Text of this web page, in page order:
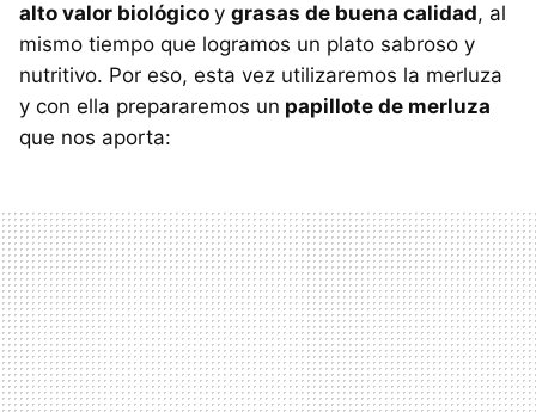
alto valor biológico y grasas de buena calidad, al
mismo tiempo que logramos un plato sabroso y
nutritivo. Por eso, esta vez utilizaremos la merluza
y con ella prepararemos un papillote de merluza
que nos aporta: